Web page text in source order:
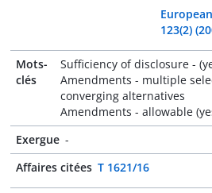
123(2)
Mots-
clés
Sufficiency of disclosure -
Amendments - multiple
converging alternatives
Amendments - allowable
Exergue -
Affaires citées T 1621/16